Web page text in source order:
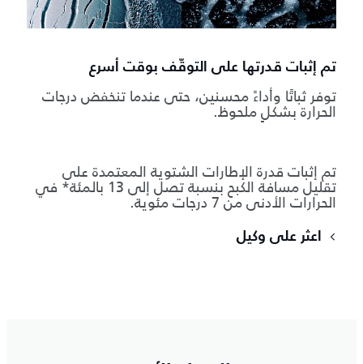
تم إثبات قدرتها على التوقّف بوقت أسرع
توفر ثباتًا وأداءً محسنين، حتى عندما تنخفض درجات
الحرارة بشكلٍ ملحوظ.
تم إثبات قدرة الإطارات الشتوية المعتمدة على
تقليل مسافة الكبح بنسبة تصل إلى 13 بالمئة* في
الحرارات الأدنى من 7 درجات مئوية.
اعثر على وكيل